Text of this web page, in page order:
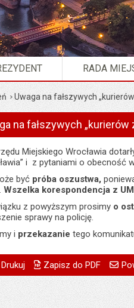
RADA
Uwaga na fałszywych
na fałszywych „kurierów
Miejskiego Wrocławia
i z pytaniami o obecność
być próba oszustwa,
Wszelka korespondencja z
z powyższym prosimy o
sprawy na policję.
i przekazanie tego
za treść:
znajomego Powiadom
Twoje
Drukuj Zapisz do PDF